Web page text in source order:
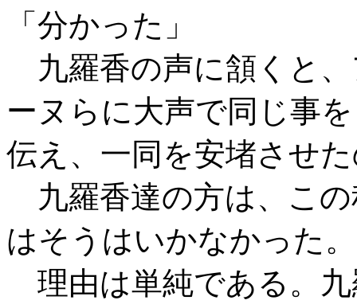
「分かった」
九羅香の声に頷くと
ーヌらに大声で同じ事を
伝え、一同を安堵させ
九羅香達の方は、こ
はそうはいかなかった。
理由は単純である。